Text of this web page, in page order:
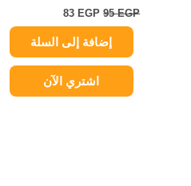
95EGP
83 EGP
إضافة إلى السلة
اشتري الآن